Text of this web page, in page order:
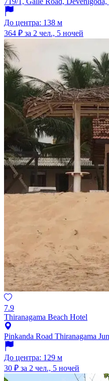
До центра: 138 м
364 ₽ за 2 чел., 5 ночей
7.9
Thiranagama Beach Hotel
Pinkanda Road Thiranagama
До центра: 129 м
30 ₽ за 2 чел., 5 ночей